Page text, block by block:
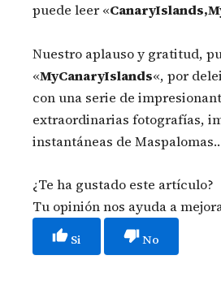
puede leer «
Nuestro aplauso y gratitud,
«MyCanaryIslands«, por
con una serie de
extraordinarias fotografías,
instantáneas de
¿Te ha gustado este artículo?
Tu opinión nos ayuda a
Si No